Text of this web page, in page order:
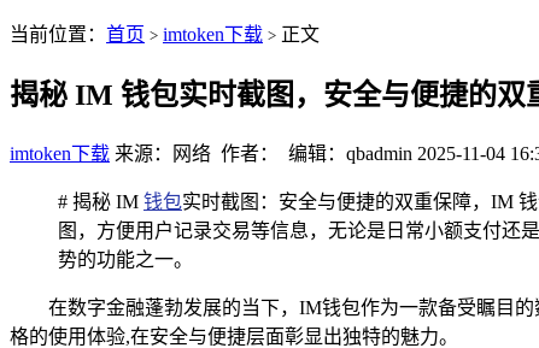
当前位置： 首页 > imtoken下载 > 正文
揭秘 IM 钱包实时截图，安全与便捷的双
imtoken下载 来源：网络 作者： 编辑：qbadmin 2025-11-04
# 揭秘 IM 钱包实时截图：安全与便捷的双重保障，IM
图，方便用户记录交易等信息，无论是日常小额支付还
势的功能之一。
在数字金融蓬勃发展的当下，IM钱包作为一款备受瞩目
格的使用体验,在安全与便捷层面彰显出独特的魅力。